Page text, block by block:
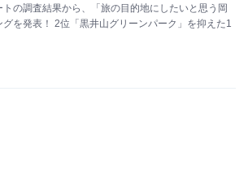
の調査結果から、「旅の目的地にしたいと思う岡
を発表！ 2位「黒井山グリーンパーク」を抑えた1